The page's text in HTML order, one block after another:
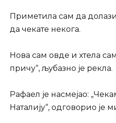
Приметила сам да
да чекате некога.
Нова сам овде и хтела
причу“, љубазно је рекла.
Рафаел је насмејао:
Наталију“, одговорио је